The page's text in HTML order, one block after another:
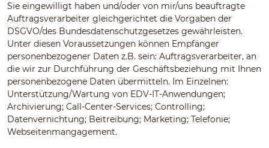
Sie eingewilligt haben und/oder von mir/uns beauftragte
Auftragsverarbeiter gleichgerichtet die Vorgaben der
DSGVO/des Bundesdatenschutzgesetzes gewährleisten.
Unter diesen Voraussetzungen können Empfänger
personenbezogener Daten z.B. sein: Auftragsverarbeiter, an
die wir zur Durchführung der Geschäftsbeziehung mit Ihnen
personenbezogene Daten übermitteln. Im Einzelnen:
Unterstützung/Wartung von EDV-IT-Anwendungen;
Archivierung; Call-Center-Services; Controlling;
Datenvernichtung; Beitreibung; Marketing; Telefonie;
Webseitenmangagement.